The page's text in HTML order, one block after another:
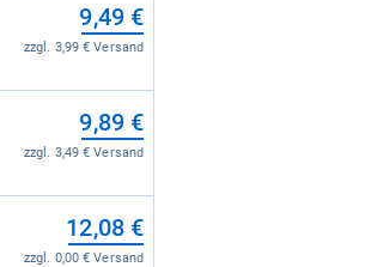
9,49 €
zzgl. 3,99 € Versand
9,89 €
zzgl. 3,49 € Versand
12,08 €
zzgl. 0,00 € Versand